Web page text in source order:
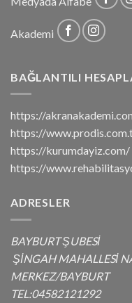
Akademi
BAĞLANTILI
https://
https://
https://
https://
ADRESLER
BAYBURT ŞUBESİ
ŞİNGAH MAHALLESİ
MERKEZ/BAYBURT
TEL:04582121292